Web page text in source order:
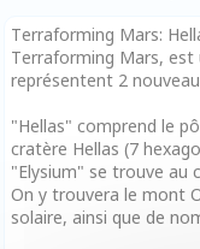
Terraforming Mars:
Terraforming Mars, est
représentent 2
"Hellas" comprend le
cratère Hellas (7
"Elysium" se trouve au
On y trouvera le mont
solaire, ainsi que de